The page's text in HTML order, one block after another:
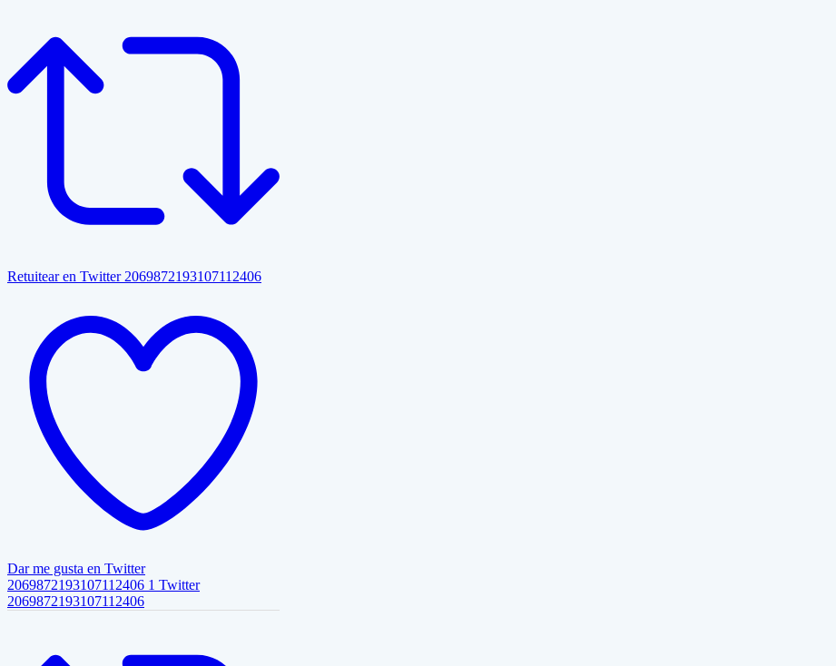
Retuitear en Twitter 2069872193107112406
Dar me gusta en Twitter
2069872193107112406 1 Twitter
2069872193107112406